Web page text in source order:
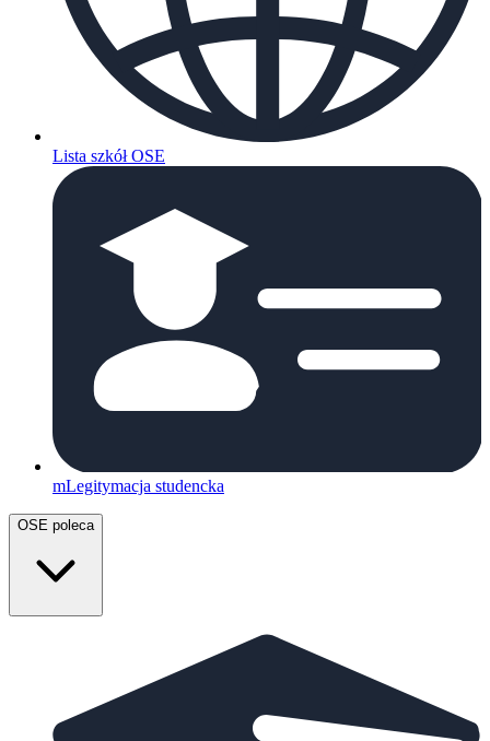
Lista szkół OSE
mLegitymacja studencka
OSE poleca